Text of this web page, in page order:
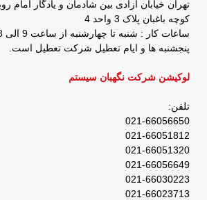
تهران خیابان آزادی بین شادمان و یادگار
کوچه باغبان پلاک 3 واحد 4
ساعات کار : شنبه تا چهارشنبه از ساعت 9 الی 18
پنجشنبه ها و ایام تعطیل شرکت تعطیل است.
لوکیشن شرکت نگهبان سیستم
تلفن:
021-66056650
021-66051812
021-66051320
021-66056649
021-66030223
021-66023713